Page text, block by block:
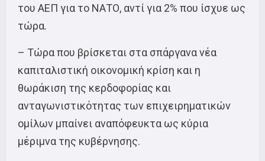
του ΑΕΠ για το ΝΑΤΟ, αντί για 2% που ίσχυε ως
τώρα.
– Τώρα που βρίσκεται στα σπάργανα νέα
καπιταλιστική οικονομική κρίση και η
θωράκιση της κερδοφορίας και
ανταγωνιστικότητας των επιχειρηματικών
ομίλων μπαίνει αναπόφευκτα ως κύρια
μέριμνα της κυβέρνησης.